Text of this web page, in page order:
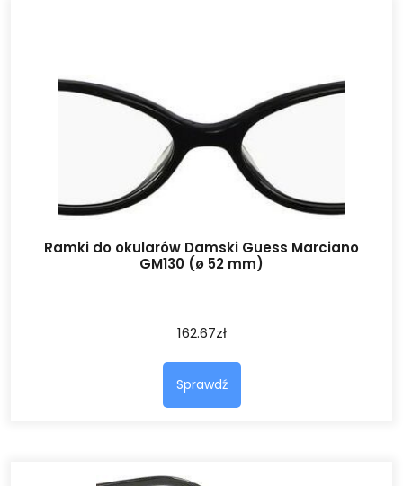
Ramki do okularów Damski Guess Marciano
GM130 (ø 52 mm)
162.67zł
Sprawdź